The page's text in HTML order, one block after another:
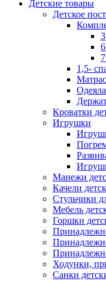
Детские товары
Детское
1,5-
Одеяла
Кроватки
Игрушки
Манежи
Качели
Стульчики
Мебель
Горшки
Ходунки,
Санки